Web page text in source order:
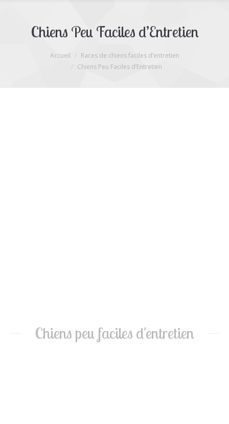
Chiens Peu Faciles d’Entretien
Vous êtes ici :Accueil
Races de chiens faciles d’entretien
Chiens Peu Faciles d’Entretien
Chiens peu faciles d'entretien